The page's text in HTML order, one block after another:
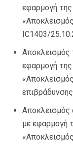
εφαρμογή
IC1403/
Αποκλεισμός
εφαρμογή
Αποκλεισμός
με εφαρμογή